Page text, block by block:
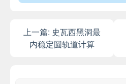
上一篇: 史瓦西黑洞最
内稳定圆轨道计算